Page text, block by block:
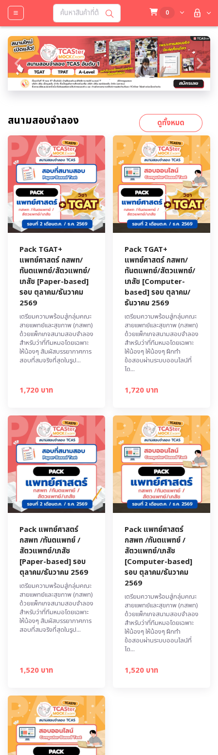
0
Previous Next
สนามสอบจำลอง ดูทั้งหมด
Pack TGAT+
แพทย์ศาสตร์ กสพท/
ทันตแพทย์/สัตวแพทย์/
เภสัช [Paper-based]
รอบ ตุลาคม/ธันวาคม
2569
เตรียมความพร้อมสู่กลุ่มคณะ
สายแพทย์และสุขภาพ (กสพท)
ด้วยแพ็กเกจสนามสอบจำลอง
สำหรับว่าที่ทีมหมอโดยเฉพาะ
ให้น้องๆ สัมผัสบรรยากาศการ
สอบที่สมจริงที่สุดในรูป...
1,720 บาท
Pack TGAT+
แพทย์ศาสตร์ กสพท/
ทันตแพทย์/สัตวแพทย์/
เภสัช [Computer-
based] รอบ ตุลาคม/
ธันวาคม 2569
เตรียมความพร้อมสู่กลุ่มคณะ
สายแพทย์และสุขภาพ (กสพท)
ด้วยแพ็กเกจสนามสอบจำลอง
สำหรับว่าที่ทีมหมอโดยเฉพาะ
ให้น้องๆ ให้น้องๆ ฝึกทำ
ข้อสอบผ่านระบบออนไลน์ที่
ได...
1,720 บาท
Pack แพทย์ศาสตร์
กสพท /ทันตแพทย์ /
สัตวแพทย์/เภสัช
[Paper-based] รอบ
ตุลาคม/ธันวาคม 2569
เตรียมความพร้อมสู่กลุ่มคณะ
สายแพทย์และสุขภาพ (กสพท)
ด้วยแพ็กเกจสนามสอบจำลอง
สำหรับว่าที่ทีมหมอโดยเฉพาะ
ให้น้องๆ สัมผัสบรรยากาศการ
สอบที่สมจริงที่สุดในรูป...
1,520 บาท
Pack แพทย์ศาสตร์
กสพท /ทันตแพทย์ /
สัตวแพทย์/เภสัช
[Computer-based]
รอบ ตุลาคม/ธันวาคม
2569
เตรียมความพร้อมสู่กลุ่มคณะ
สายแพทย์และสุขภาพ (กสพท)
ด้วยแพ็กเกจสนามสอบจำลอง
สำหรับว่าที่ทีมหมอโดยเฉพาะ
ให้น้องๆ ให้น้องๆ ฝึกทำ
ข้อสอบผ่านระบบออนไลน์ที่
ได...
1,520 บาท